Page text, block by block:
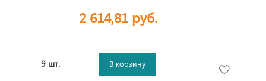
2 614,81 руб.
9 шт. В корзину